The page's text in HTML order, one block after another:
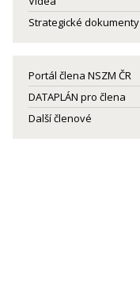
Strategické dokumenty
Portál člena NSZM ČR
DATAPLÁN pro člena
Další členové